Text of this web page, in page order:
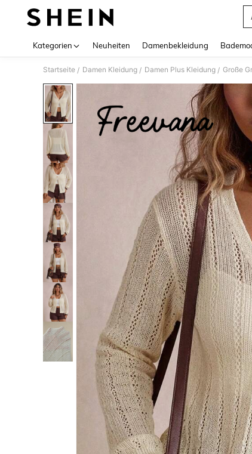
Kategorien Neuheiten Damenbekleidung
Startseite / Damen Kleidung / Damen Plus Kleidung / Große